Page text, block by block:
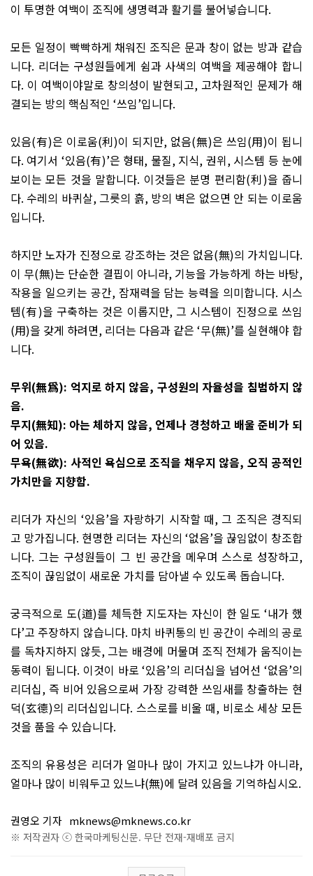
이 투명한 여백이 조직에 생명력과 활기를 불어넣습니다.
모든 일정이 빡빡하게 채워진 조직은 문과 창이 없는 방과 같습
니다. 리더는 구성원들에게 쉼과 사색의 여백을 제공해야 합니
다. 이 여백이야말로 창의성이 발현되고,고차원적인 문제가 해
결되는 방의 핵심적인 ‘쓰임’입니다.
있음(有)은 이로움(利)이 되지만, 없음(無)은 쓰임(用)이 됩니
다. 여기서 ‘있음(有)’은 형태, 물질, 지식, 권위, 시스템 등 눈에
보이는 모든 것을 말합니다. 이것들은 분명 편리함(利)을 줍니
다. 수레의 바퀴살, 그릇의 흙, 방의 벽은 없으면 안 되는 이로움
입니다.
하지만 노자가 진정으로 강조하는 것은 없음(無)의 가치입니다.
이 무(無)는 단순한 결핍이 아니라, 기능을 가능하게 하는 바탕,
작용을 일으키는 공간, 잠재력을 담는 능력을 의미합니다. 시스
템(有)을 구축하는 것은 이롭지만, 그 시스템이 진정으로 쓰임
(用)을 갖게 하려면, 리더는 다음과 같은 ‘무(無)’를 실현해야 합
니다.
무위(無爲): 억지로 하지 않음, 구성원의 자율성을 침범하지 않
음.
무지(無知): 아는 체하지 않음, 언제나 경청하고 배울 준비가 되
어 있음.
무욕(無欲): 사적인 욕심으로 조직을 채우지 않음, 오직 공적인
가치만을 지향함.
리더가 자신의 ‘있음’을 자랑하기 시작할 때, 그 조직은 경직되
고 망가집니다. 현명한 리더는 자신의 ‘없음’을 끊임없이 창조합
니다. 그는 구성원들이 그 빈 공간을 메우며 스스로 성장하고,
조직이 끊임없이 새로운 가치를 담아낼 수 있도록 돕습니다.
궁극적으로 도(道)를 체득한 지도자는 자신이 한 일도‘내가 했
다’고 주장하지 않습니다. 마치 바퀴통의 빈 공간이 수레의 공로
를 독차지하지 않듯, 그는 배경에 머물며 조직 전체가 움직이는
동력이 됩니다. 이것이 바로‘있음’의 리더십을 넘어선‘없음’의
리더십, 즉 비어 있음으로써 가장 강력한 쓰임새를 창출하는 현
덕(玄德)의 리더십입니다. 스스로를 비울 때, 비로소 세상 모든
것을 품을 수 있습니다.
조직의 유용성은 리더가 얼마나 많이 가지고 있느냐가 아니라,
얼마나 많이 비워두고 있느냐(無)에 달려 있음을 기억하십시오.
권영오 기자 mknews@mknews.co.kr
※ 저작권자 ⓒ 한국마케팅신문. 무단 전재-재배포 금지